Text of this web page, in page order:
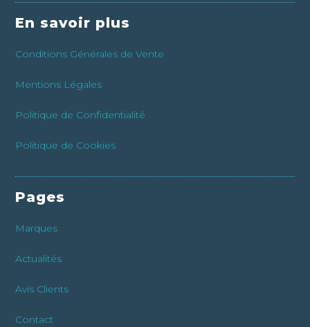
En savoir plus
Conditions Générales de Vente
Mentions Légales
Politique de Confidentialité
Politique de Cookies
Pages
Marques
Actualités
Avis Clients
Contact